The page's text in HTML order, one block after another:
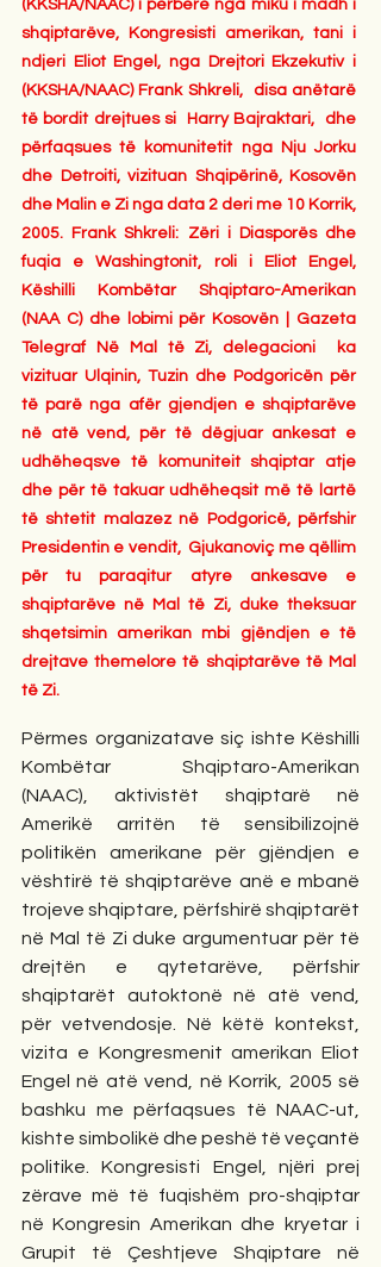
(KKSHA/NAAC) i përbërë nga miku i madh i
shqiptarëve, Kongresisti amerikan, tani i
ndjeri Eliot Engel, nga Drejtori Ekzekutiv i
(KKSHA/NAAC) Frank Shkreli,  disa anëtarë
të bordit drejtues si  Harry Bajraktari,  dhe
përfaqsues të komunitetit nga Nju Jorku
dhe Detroiti, vizituan Shqipërinë, Kosovën
dhe Malin e Zi nga data 2 deri me 10 Korrik,
2005. Frank Shkreli: Zëri i Diasporës dhe
fuqia e Washingtonit, roli i Eliot Engel,
Këshilli Kombëtar Shqiptaro-Amerikan
(NAA C) dhe lobimi për Kosovën | Gazeta
Telegraf Në Mal të Zi, delegacioni  ka
vizituar Ulqinin, Tuzin dhe Podgoricën për
të parë nga afër gjendjen e shqiptarëve
në atë vend, për të dëgjuar ankesat e
udhëheqsve të komuniteit shqiptar atje
dhe për të takuar udhëheqsit më të lartë
të shtetit malazez në Podgoricë, përfshir
Presidentin e vendit,  Gjukanoviç me qëllim
për tu paraqitur atyre ankesave e
shqiptarëve në Mal të Zi, duke theksuar
shqetsimin amerikan mbi gjëndjen e të
drejtave themelore të shqiptarëve të Mal
të Zi.
Përmes organizatave siç ishte Këshilli
Kombëtar Shqiptaro-Amerikan
(NAAC), aktivistët shqiptarë në
Amerikë arritën të sensibilizojnë
politikën amerikane për gjëndjen e
vështirë të shqiptarëve anë e mbanë
trojeve shqiptare, përfshirë shqiptarët
në Mal të Zi duke argumentuar për të
drejtën e qytetarëve, përfshir
shqiptarët autoktonë në atë vend,
për vetvendosje. Në këtë kontekst,
vizita e Kongresmenit amerikan Eliot
Engel në atë vend, në Korrik, 2005 së
bashku me përfaqsues të NAAC-ut,
kishte simbolikë dhe peshë të veçantë
politike. Kongresisti Engel, njëri prej
zërave më të fuqishëm pro-shqiptar
në Kongresin Amerikan dhe kryetar i
Grupit të Çeshtjeve Shqiptare në